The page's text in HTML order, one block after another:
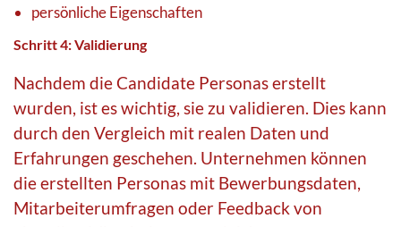
persönliche Eigenschaften
Schritt 4: Validierung
Nachdem die Candidate Personas erstellt
wurden, ist es wichtig, sie zu validieren. Dies kann
durch den Vergleich mit realen Daten und
Erfahrungen geschehen. Unternehmen können
die erstellten Personas mit Bewerbungsdaten,
Mitarbeiterumfragen oder Feedback von